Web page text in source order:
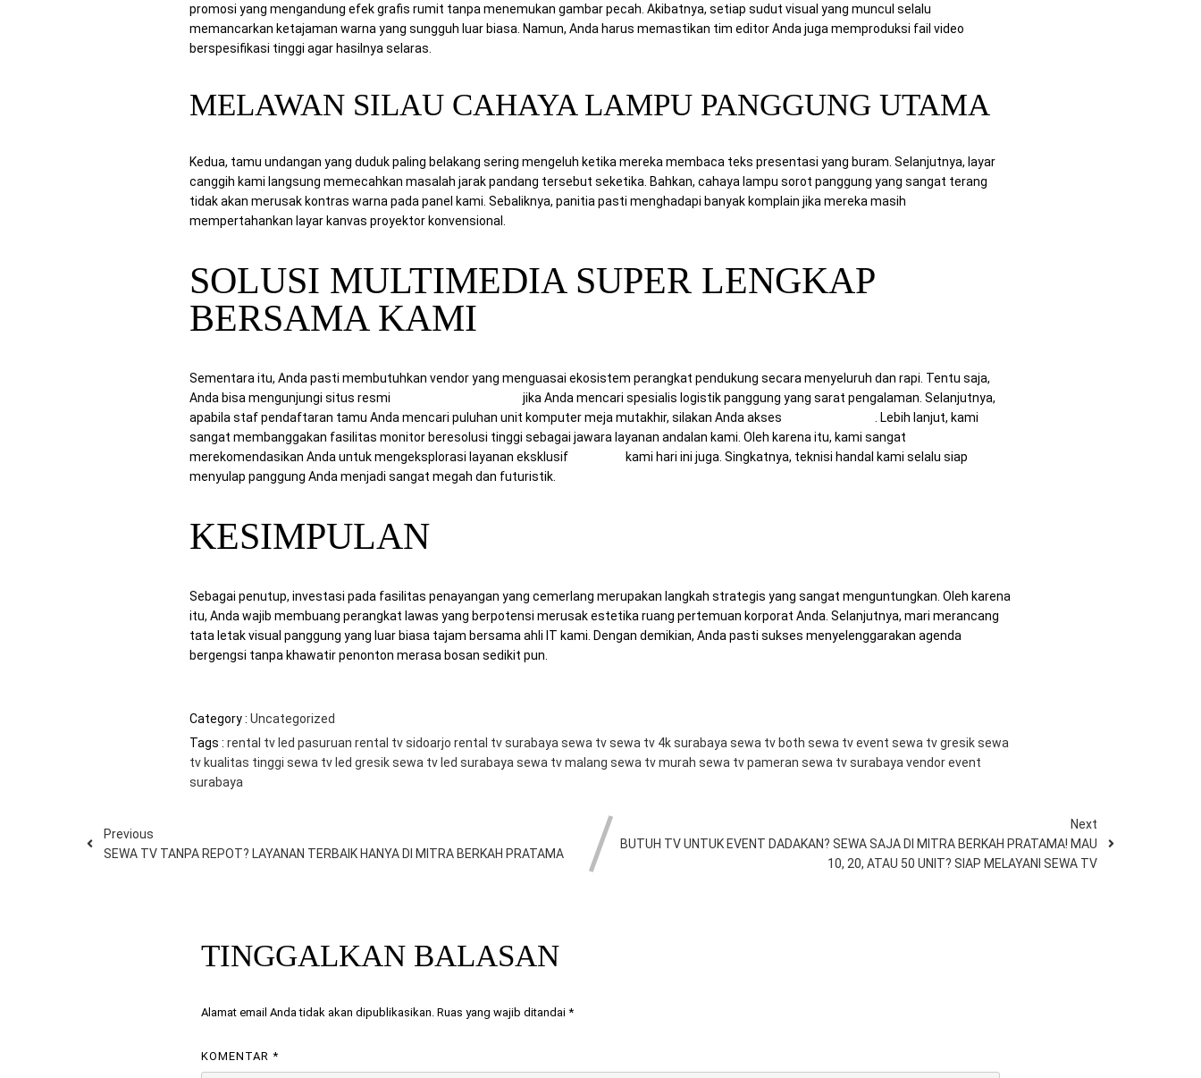
promosi yang mengandung efek grafis rumit tanpa menemukan gambar pecah. Akibatnya, setiap sudut visual yang muncul selalu
memancarkan ketajaman warna yang sungguh luar biasa. Namun, Anda harus memastikan tim editor Anda juga memproduksi fail video
berspesifikasi tinggi agar hasilnya selaras.
MELAWAN SILAU CAHAYA LAMPU PANGGUNG UTAMA
Kedua, tamu undangan yang duduk paling belakang sering mengeluh ketika mereka membaca teks presentasi yang buram. Selanjutnya, layar
canggih kami langsung memecahkan masalah jarak pandang tersebut seketika. Bahkan, cahaya lampu sorot panggung yang sangat terang
tidak akan merusak kontras warna pada panel kami. Sebaliknya, panitia pasti menghadapi banyak komplain jika mereka masih
mempertahankan layar kanvas proyektor konvensional.
SOLUSI MULTIMEDIA SUPER LENGKAP
BERSAMA KAMI
Sementara itu, Anda pasti membutuhkan vendor yang menguasai ekosistem perangkat pendukung secara menyeluruh dan rapi. Tentu saja,
Anda bisa mengunjungi situs resmi
jika Anda mencari spesialis logistik panggung yang sarat pengalaman. Selanjutnya,
apabila staf pendaftaran tamu Anda mencari puluhan unit komputer meja mutakhir, silakan Anda akses
. Lebih lanjut, kami
sangat membanggakan fasilitas monitor beresolusi tinggi sebagai jawara layanan andalan kami. Oleh karena itu, kami sangat
merekomendasikan Anda untuk mengeksplorasi layanan eksklusif
kami hari ini juga. Singkatnya, teknisi handal kami selalu siap
menyulap panggung Anda menjadi sangat megah dan futuristik.
KESIMPULAN
Sebagai penutup, investasi pada fasilitas penayangan yang cemerlang merupakan langkah strategis yang sangat menguntungkan. Oleh karena
itu, Anda wajib membuang perangkat lawas yang berpotensi merusak estetika ruang pertemuan korporat Anda. Selanjutnya, mari merancang
tata letak visual panggung yang luar biasa tajam bersama ahli IT kami. Dengan demikian, Anda pasti sukses menyelenggarakan agenda
bergengsi tanpa khawatir penonton merasa bosan sedikit pun.
Category : Uncategorized
Tags : rental tv led pasuruan rental tv sidoarjo rental tv surabaya sewa tvsewa tv 4k surabaya sewa tv both sewa tv event sewa tv gresiksewa
tv kualitas tinggi sewa tv led gresiksewa tv led surabaya sewa tv malang sewa tv murah sewa tv pameran sewa tv surabaya vendor event
surabaya
Previous
SEWA TV TANPA REPOT? LAYANAN TERBAIK HANYA DI MITRA BERKAH PRATAMA
Next
BUTUH TV UNTUK EVENT DADAKAN? SEWA SAJA DI MITRA BERKAH PRATAMA! MAU
10, 20, ATAU 50 UNIT? SIAP MELAYANI SEWA TV
TINGGALKAN BALASAN
Alamat email Anda tidak akan dipublikasikan. Ruas yang wajib ditandai*
KOMENTAR*